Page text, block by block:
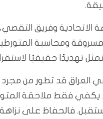
وفريق التقصي،
ومحاسبة
تهديدًا حقيقيًا
قد تطور من مجرد
يكفي فقط ملاحقة
فالحفاظ على